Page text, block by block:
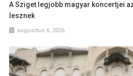
A Sziget legjobb magyar koncertjei
lesznek
augusztus 6, 2026